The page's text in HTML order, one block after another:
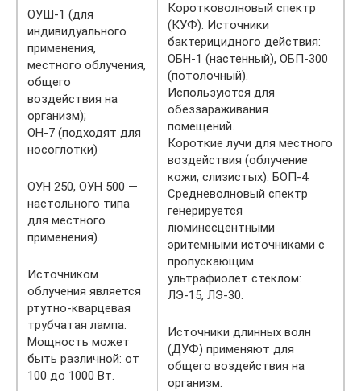
ОУШ-1 (для
индивидуального
применения,
местного облучения,
общего
воздействия на
организм);
ОН-7 (подходят для
носоглотки)
ОУН 250, ОУН 500 —
настольного типа
для местного
применения).
Источником
облучения является
ртутно-кварцевая
трубчатая лампа.
Мощность может
быть различной: от
100 до 1000 Вт.
Коротковолновый спектр
(КУФ). Источники
бактерицидного действия:
ОБН-1 (настенный), ОБП-300
(потолочный).
Используются для
обеззараживания
помещений.
Короткие лучи для местного
воздействия (облучение
кожи, слизистых): БОП-4.
Средневолновый спектр
генерируется
люминесцентными
эритемными источниками с
пропускающим
ультрафиолет стеклом:
ЛЭ-15, ЛЭ-30.
Источники длинных волн
(ДУФ) применяют для
общего воздействия на
организм.